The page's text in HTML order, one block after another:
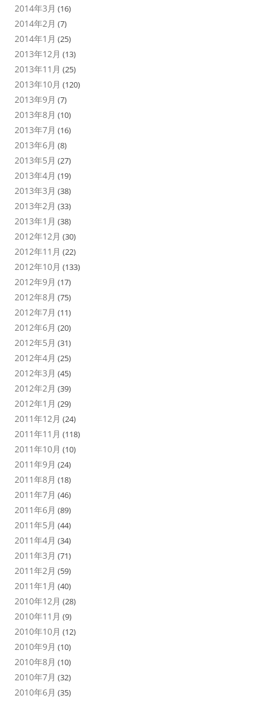
2014年3月 (16)
2014年2月 (7)
2014年1月 (25)
2013年12月 (13)
2013年11月 (25)
2013年10月 (120)
2013年9月 (7)
2013年8月 (10)
2013年7月 (16)
2013年6月 (8)
2013年5月 (27)
2013年4月 (19)
2013年3月 (38)
2013年2月 (33)
2013年1月 (38)
2012年12月 (30)
2012年11月 (22)
2012年10月 (133)
2012年9月 (17)
2012年8月 (75)
2012年7月 (11)
2012年6月 (20)
2012年5月 (31)
2012年4月 (25)
2012年3月 (45)
2012年2月 (39)
2012年1月 (29)
2011年12月 (24)
2011年11月 (118)
2011年10月 (10)
2011年9月 (24)
2011年8月 (18)
2011年7月 (46)
2011年6月 (89)
2011年5月 (44)
2011年4月 (34)
2011年3月 (71)
2011年2月 (59)
2011年1月 (40)
2010年12月 (28)
2010年11月 (9)
2010年10月 (12)
2010年9月 (10)
2010年8月 (10)
2010年7月 (32)
2010年6月 (35)